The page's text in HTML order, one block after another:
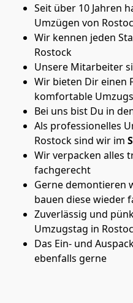
Seit über 10 Jahren
Umzügen von
Wir kennen jeden
Rostock
Unsere Mitarbeiter
Wir bieten Dir einen
komfortable
Bei uns bist Du in
Als professionelles
Rostock sind wir im
Wir verpacken alles
fachgerecht
Gerne demontieren
bauen diese wieder
Zuverlässig und
Umzugstag in
Das Ein- und
ebenfalls gerne